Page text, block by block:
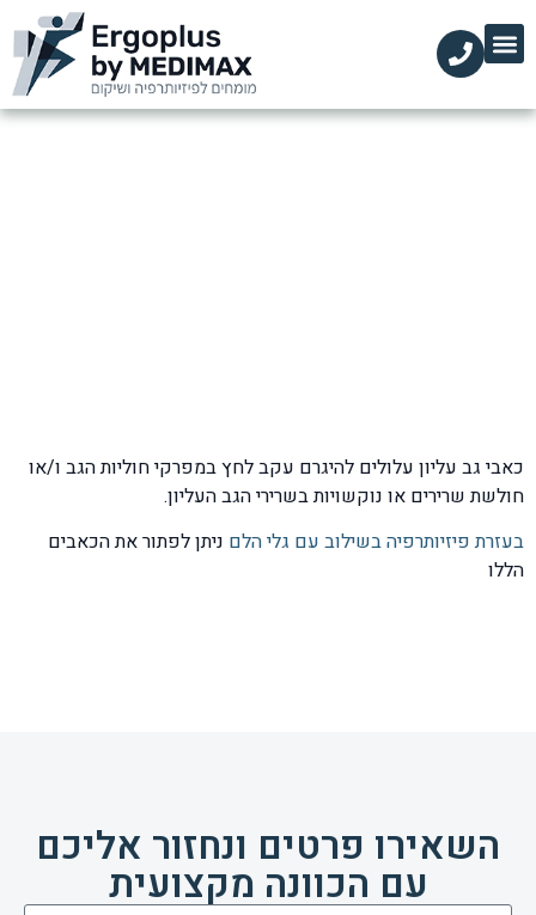
כאבי גב עליון עלולים להיגרם עקב לחץ במפרקי חוליות הגב ו/או
חולשת שרירים או נוקשויות בשרירי הגב העליון.
בעזרת פיזיותרפיה בשילוב עם גלי הלם ניתן לפתור את הכאבים
הללו
השאירו פרטים ונחזור אליכם
עם הכוונה מקצועית